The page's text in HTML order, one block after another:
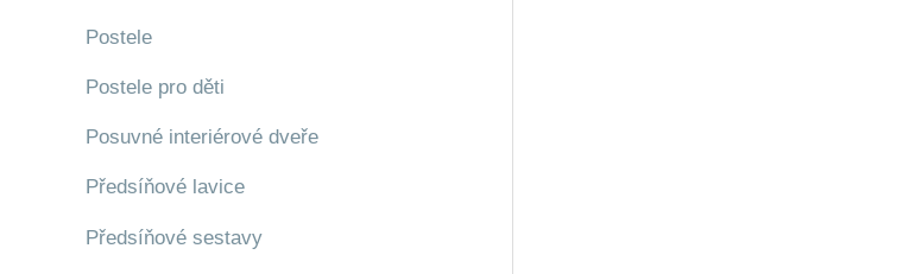
Postele
Postele pro děti
Posuvné interiérové dveře
Předsíňové lavice
Předsíňové sestavy